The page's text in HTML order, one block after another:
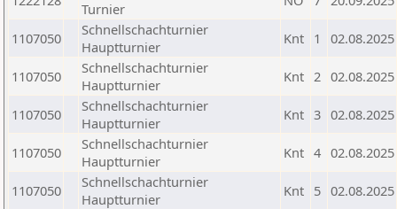
Turnier
1107050
Schnellschachturnier
Hauptturnier
Knt 1 02.08.2025
1107050
Schnellschachturnier
Hauptturnier
Knt 2 02.08.2025
1107050
Schnellschachturnier
Hauptturnier
Knt 3 02.08.2025
1107050
Schnellschachturnier
Hauptturnier
Knt 4 02.08.2025
1107050
Schnellschachturnier
Hauptturnier
Knt 5 02.08.2025